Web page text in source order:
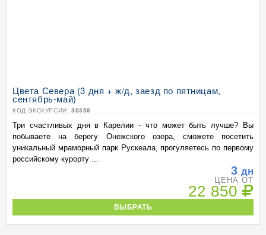
Цвета Севера (3 дня + ж/д, заезд по пятницам,
сентябрь-май)
КОД ЭКСКУРСИИ: 30356
Три счастливых дня в Карелии - что может быть лучше? Вы
побываете на берегу Онежского озера, сможете посетить
уникальный мраморный парк Рускеала, прогуляетесь по первому
российскому курорту ...
3 дн
ЦЕНА ОТ
22 850
ВЫБРАТЬ